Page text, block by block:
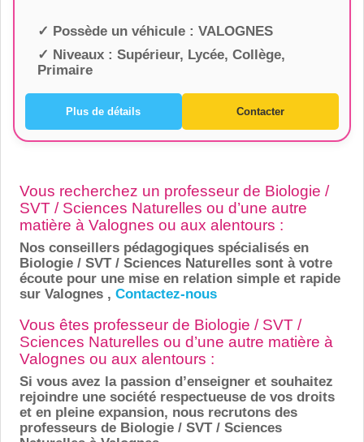
✓ Possède un véhicule : VALOGNES
✓ Niveaux : Supérieur, Lycée, Collège,
Primaire
Plus de détails Contacter
Vous recherchez un professeur de Biologie /
SVT / Sciences Naturelles ou d’une autre
matière à Valognes ou aux alentours :
Nos conseillers pédagogiques spécialisés en
Biologie / SVT / Sciences Naturelles sont à votre
écoute pour une mise en relation simple et rapide
sur Valognes , Contactez-nous
Vous êtes professeur de Biologie / SVT /
Sciences Naturelles ou d’une autre matière à
Valognes ou aux alentours :
Si vous avez la passion d’enseigner et souhaitez
rejoindre une société respectueuse de vos droits
et en pleine expansion, nous recrutons des
professeurs de Biologie / SVT / Sciences